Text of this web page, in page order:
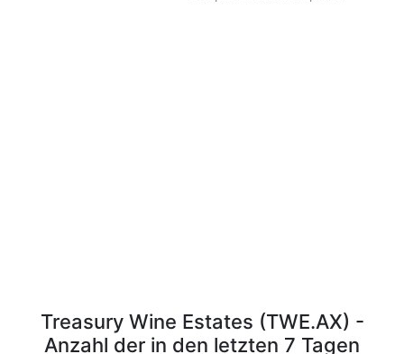
Treasury Wine Estates (TWE.AX) -
Anzahl der in den letzten 7 Tagen